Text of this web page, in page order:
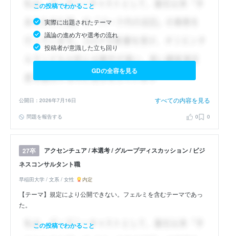
この投稿でわかること
実際に出題されたテーマ
議論の進め方や選考の流れ
投稿者が意識した立ち回り
GDの全容を見る
公開日：2026年7月16日 すべての内容を見る
問題を報告する 0 0
27卒
アクセンチュア / 本選考 / グループディスカッション / ビジ
ネスコンサルタント職
早稲田大学 / 文系 / 女性 内定
【テーマ】規定により公開できない。フェルミを含むテーマであっ
た。
この投稿でわかること